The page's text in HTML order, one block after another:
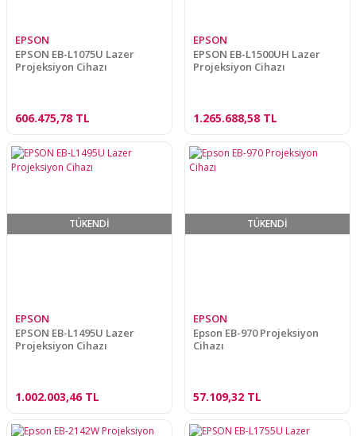
EPSON
EPSON EB-L1075U Lazer
Projeksiyon Cihazı
606.475,78 TL
EPSON
EPSON EB-L1500UH Lazer
Projeksiyon Cihazı
1.265.688,58 TL
TÜKENDİ
EPSON
EPSON EB-L1495U Lazer
Projeksiyon Cihazı
1.002.003,46 TL
TÜKENDİ
EPSON
Epson EB-970 Projeksiyon
Cihazı
57.109,32 TL